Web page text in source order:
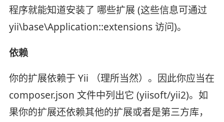
程序就能知道安装了 哪些扩展 (这些信息可通过
yii\base\Application::extensions 访问)。
依赖
你的扩展依赖于 Yii （理所当然）。因此你应当在
composer.json 文件中列出它 (yiisoft/yii2)。如
果你的扩展还依赖其他的扩展或者是第三方库，